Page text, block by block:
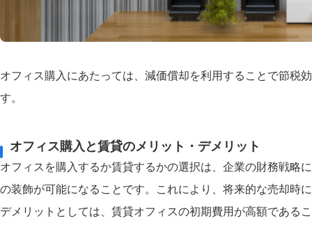
オフィス購入にあたっては、減価償却を利用することで節税
す。
オフィス購入と賃貸のメリット・デメリット
オフィスを購入するか賃貸するかの選択は、企業の財務戦略
の装飾が可能になることです。これにより、将来的な売却時
デメリットとしては、賃貸オフィスの初期費用が高額である